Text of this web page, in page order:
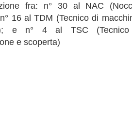
fra: n° 30 al NAC
16 al TDM (Tecnico di
e n° 4 al TSC
e scoperta)